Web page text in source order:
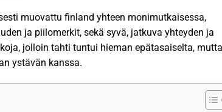
muovattu finland yhteen monimutkaisessa,
ja piilomerkit, sekä syvä, jatkuva yhteyden ja
jolloin tahti tuntui hieman epätasaiselta, mutta
ystävän kanssa.